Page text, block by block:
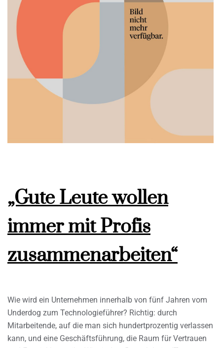
„Gute Leute wollen
immer mit Profis
zusammenarbeiten“
Wie wird ein Unternehmen innerhalb von fünf Jahren vom
Underdog zum Technologieführer? Richtig: durch
Mitarbeitende, auf die man sich hundertprozentig verlassen
kann, und eine Geschäftsführung, die Raum für Vertrauen